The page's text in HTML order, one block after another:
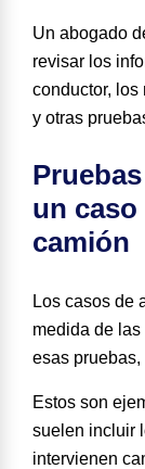
Un abogado
revisar los
conductor, los
y otras
un caso
camión
Los casos de
medida de
esas
Estos son
suelen incluir
intervienen